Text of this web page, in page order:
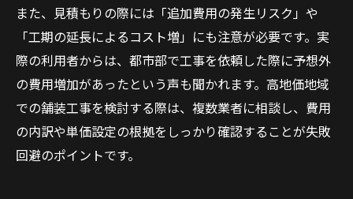
また、見積もりの際には「追加費用の発生リスク」や
「工期の延長によるコスト増」にも注意が必要です。実
際の利用者からは、都市部で工事を依頼した際に予想外
の費用増加があったという声も聞かれます。高地価地域
での舗装工事を検討する際は、複数業者に相談し、費用
の内訳や単価設定の根拠をしっかり確認することが失敗
回避のポイントです。